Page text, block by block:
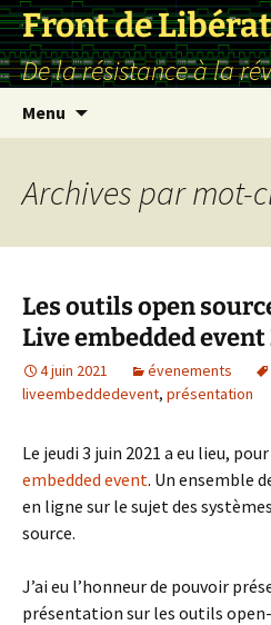
Front de
De la résistance à la
Menu
Archives par mot-
Les outils open
Live embedded event
4 juin 2021 évenements
liveembeddedevent, présentation
Le jeudi 3 juin 2021 a eu lieu,
embedded event. Un ensemble
en ligne sur le sujet des
source.
J’ai eu l’honneur de pouvoir
présentation sur les outils open-